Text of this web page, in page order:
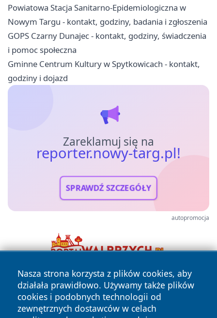
Powiatowa Stacja Sanitarno-Epidemiologiczna w
Nowym Targu - kontakt, godziny, badania i zgłoszenia
GOPS Czarny Dunajec - kontakt, godziny, świadczenia
i pomoc społeczna
Gminne Centrum Kultury w Spytkowicach - kontakt,
godziny i dojazd
Zareklamuj się na
reporter.nowy-targ.pl!
SPRAWDŹ SZCZEGÓŁY
autopromocja
Nasza strona korzysta z plików cookies, aby
działała prawidłowo. Używamy także plików
cookies i podobnych technologii od
zewnętrznych dostawców w celach